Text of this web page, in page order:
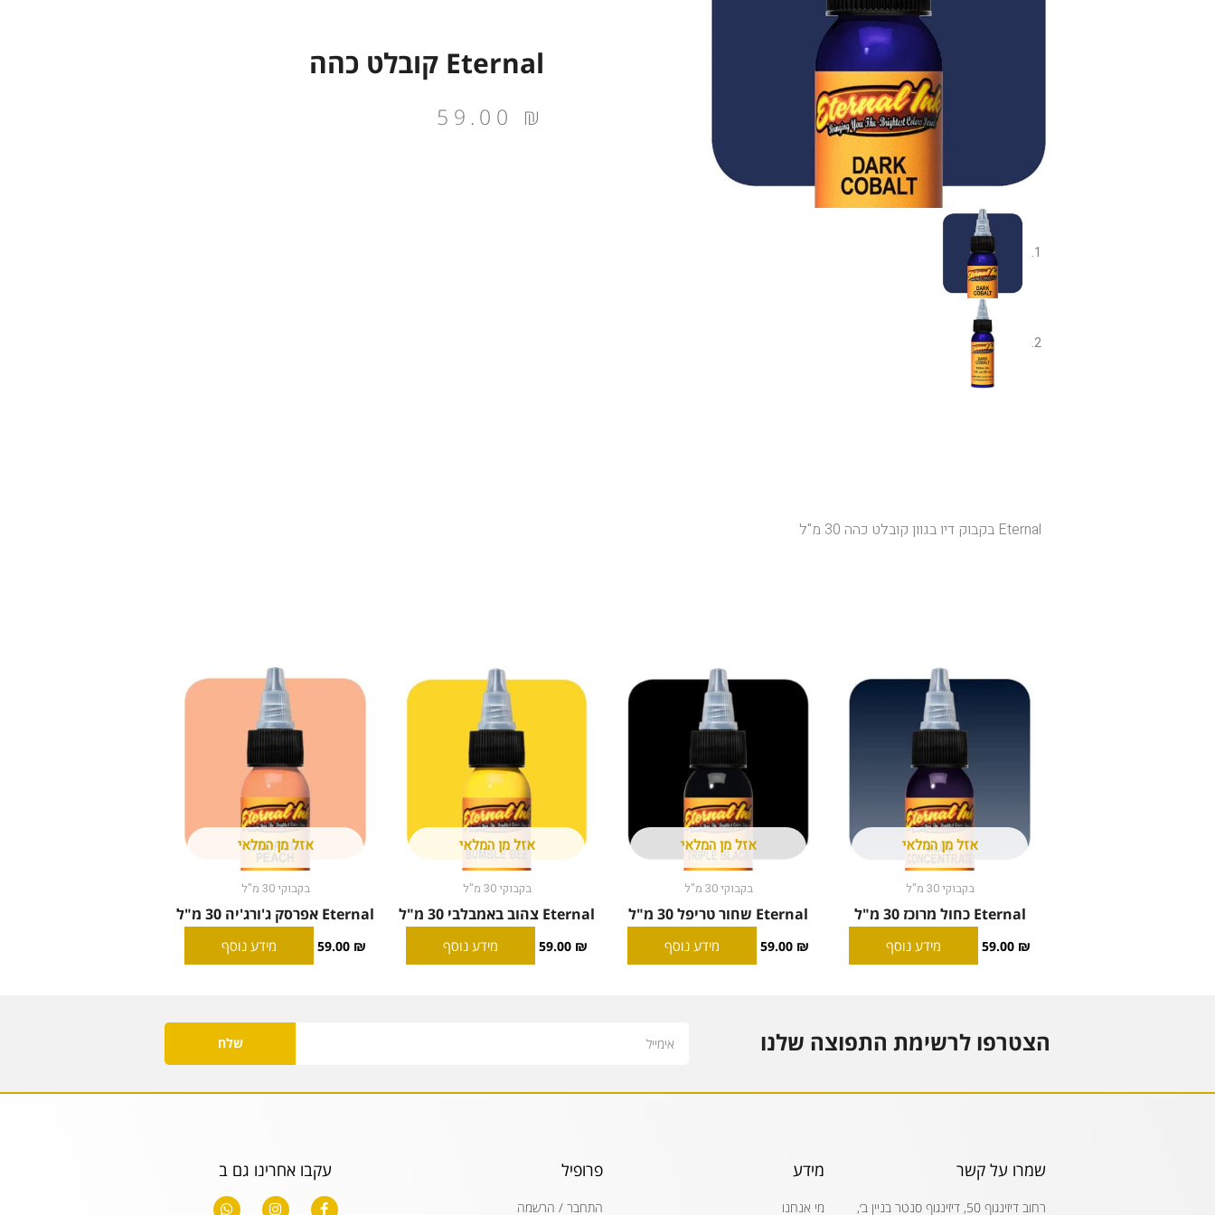
Eternal קובלט כהה
59.00 ₪
Eternal בקבוק דיו בגוון קובלט כהה 30 מ"ל
אזל מן המלאי
בקבוקי 30 מ"ל
Eternal כחול מרוכז 30 מ"ל
59.00 ₪ מידע נוסף
אזל מן המלאי
בקבוקי 30 מ"ל
Eternal שחור טריפל 30 מ"ל
59.00 ₪ מידע נוסף
אזל מן המלאי
בקבוקי 30 מ"ל
Eternal צהוב באמבלבי 30 מ"ל
59.00 ₪ מידע נוסף
אזל מן המלאי
בקבוקי 30 מ"ל
Eternal אפרסק ג'ורג'יה 30 מ"ל
59.00 ₪ מידע נוסף
הצטרפו לרשימת התפוצה שלנו שלח
שמרו על קשר
רחוב דיזינגוף 50, דיזינגוף סנטר בניין ב׳,
מידע
מי אנחנו
פרופיל
התחבר / הרשמה
עקבו אחרינו גם ב
F
I
W